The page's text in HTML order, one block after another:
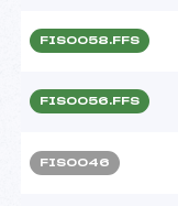
FIS0058.FFS
FIS0056.FFS
FIS0046